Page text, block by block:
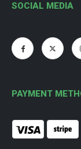
SOCIAL MEDIA
PAYMENT